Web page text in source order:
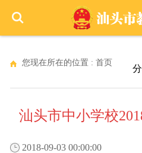
您现在所在的位置 : 首页
汕头市中小学校
2018-09-03 00:00:00